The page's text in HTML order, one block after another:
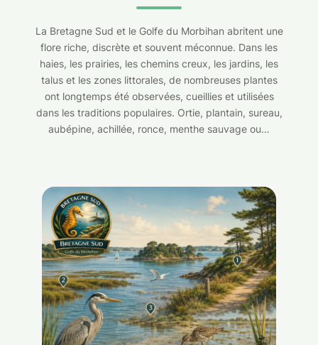
La Bretagne Sud et le Golfe du Morbihan abritent une
flore riche, discrète et souvent méconnue. Dans les
haies, les prairies, les chemins creux, les jardins, les
talus et les zones littorales, de nombreuses plantes
ont longtemps été observées, cueillies et utilisées
dans les traditions populaires. Ortie, plantain, sureau,
aubépine, achillée, ronce, menthe sauvage ou…